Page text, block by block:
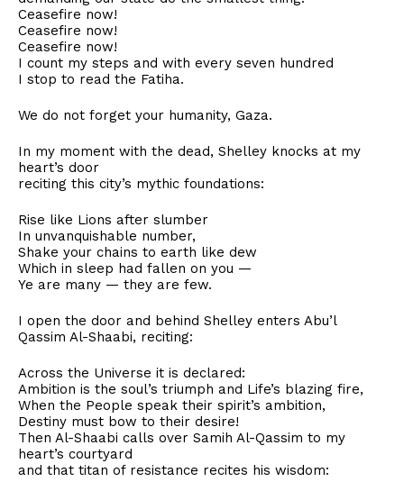
Ceasefire now!
Ceasefire now!
Ceasefire now!
I count my steps and with every seven hundred
I stop to read the Fatiha.
We do not forget your humanity, Gaza.
In my moment with the dead, Shelley knocks at my
heart’s door
reciting this city’s mythic foundations:
Rise like Lions after slumber
In unvanquishable number,
Shake your chains to earth like dew
Which in sleep had fallen on you —
Ye are many — they are few.
I open the door and behind Shelley enters Abu’l
Qassim Al-Shaabi, reciting:
Across the Universe it is declared:
Ambition is the soul’s triumph and Life’s blazing fire,
When the People speak their spirit’s ambition,
Destiny must bow to their desire!
Then Al-Shaabi calls over Samih Al-Qassim to my
heart’s courtyard
and that titan of resistance recites his wisdom: